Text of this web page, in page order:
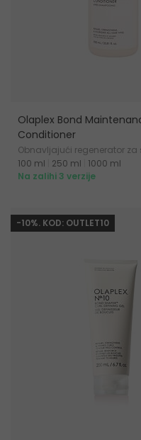
Olaplex Bond
Conditioner
Obnavljajući regenerator za
100 ml
250 ml
1000 ml
Na zalihi 3 verzije
-10%. KOD: OUTLET10